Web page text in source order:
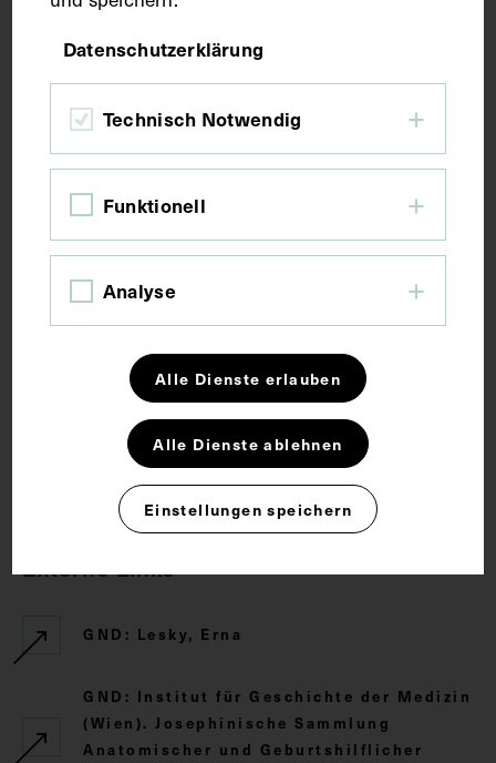
Maße
Bildmaß 8,8 x 13,9 cm
Schlagwörter
CC BY-NC-SA 4.0
Externe Links
GND: Lesky, Erna
GND: Institut für Geschichte der Medizin
(Wien). Josephinische Sammlung
Anatomischer und Geburtshilflicher
Datenschutzerklärung
Technisch Notwendig
Funktionell
Analyse
Alle Dienste erlauben
Alle Dienste ablehnen
Einstellungen speichern